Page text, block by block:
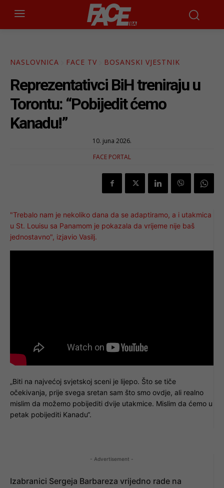
NASLOVNICA FACE TV BOSANSKI VJESTNIK
Reprezentativci BiH treniraju u
Torontu: “Pobijedit ćemo
Kanadu!”
10. juna 2026.
FACE PORTAL
"Trebalo nam je nekoliko dana da se adaptiramo, a i utakmica
u St. Louisu sa Panamom je pokazala da vrijeme nije baš
jednostavno", izjavio Vasilj.
„Biti na najvećoj svjetskoj sceni je lijepo. Što se tiče
očekivanja, prije svega sretan sam što smo ovdje, ali realno
mislim da možemo pobijediti dvije utakmice. Mislim da ćemo u
petak pobijediti Kanadu“.
- Advertisement -
Izabranici Sergeja Barbareza vrijedno rade na